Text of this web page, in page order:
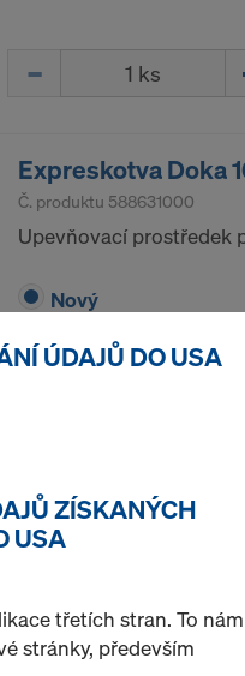
Expreskotva Doka
Č. produktu 588631000
Upevňovací prostředek
Nový
Ztracený rozpěrný
kotvy Doka.
ÚDAJŮ DO USA
ZÍSKANÝCH
USA
třetích stran. To
stránky, především